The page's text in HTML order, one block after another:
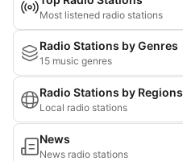
Most listened radio stations
Radio Stations by Genres
15 music genres
Radio Stations by Regions
Local radio stations
News
News radio stations